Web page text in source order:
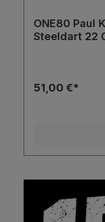
ONE80 Paul
Steeldart 22
51,00 €*